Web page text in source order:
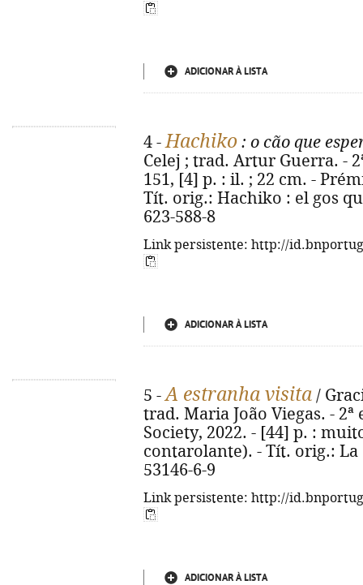
ADICIONAR À LISTA
4 -Hachiko : o cão que
Celej ; trad. Artur Guerra. -
151, [4] p. : il. ; 22 cm. -
Tít. orig.: Hachiko : el gos
623-588-8
Link persistente: http://
ADICIONAR À LISTA
5 -A estranha visita /
trad. Maria João Viegas. -
Society, 2022. - [44] p. :
contarolante). - Tít. orig.: La
53146-6-9
Link persistente: http://
ADICIONAR À LISTA